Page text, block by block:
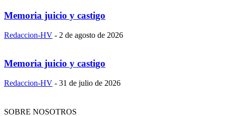
Memoria juicio y castigo
Redaccion-HV - 2 de agosto de 2026
Memoria juicio y castigo
Redaccion-HV - 31 de julio de 2026
SOBRE NOSOTROS